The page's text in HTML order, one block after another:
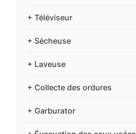
+ Téléviseur
+ Sécheuse
+ Laveuse
+ Collecte des ordures
+ Garburator